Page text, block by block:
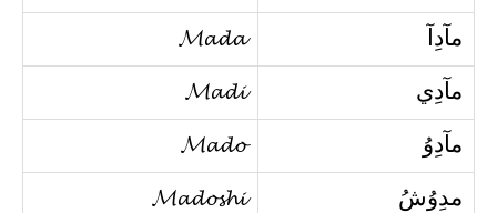
مآدِآ 𝓜𝓪𝓭𝓪
مآدِي 𝓜𝓪𝓭𝓲
مآدِوُ 𝓜𝓪𝓭𝓸
مدِوُشُ 𝓜𝓪𝓭𝓸𝓼𝓱𝓲